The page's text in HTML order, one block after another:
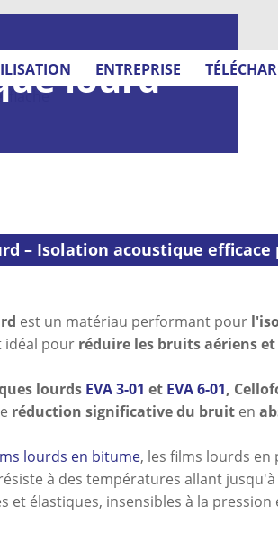
ENTREPRISE
lourd
– Isolation acoustique
est un matériau performant pour
idéal pour réduire les bruits aériens
lourds EVA 3-01 et EVA 6-01,
réduction significative du bruit en
lourds en bitume, les films lourds
à des températures allant
et élastiques, insensibles à la pression